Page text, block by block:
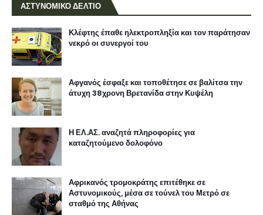
ΑΣΤΥΝΟΜΙΚΟ ΔΕΛΤΙΟ
Κλέφτης έπαθε ηλεκτροπληξία και τον παράτησαν
νεκρό οι συνεργοί του
Αφγανός έσφαξε και τοποθέτησε σε βαλίτσα την
άτυχη 38χρονη Βρετανίδα στην Κυψέλη
Η ΕΛ.ΑΣ. αναζητά πληροφορίες για
καταζητούμενο δολοφόνο
Αφρικανός τρομοκράτης επιτέθηκε σε
Αστυνομικούς, μέσα σε τούνελ του Μετρό σε
σταθμό της Αθήνας